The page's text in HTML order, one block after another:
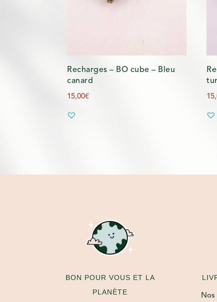
Recharges – BO cube – Bleu
canard
15,00€
BON POUR VOUS ET LA
PLANÈTE
Nos